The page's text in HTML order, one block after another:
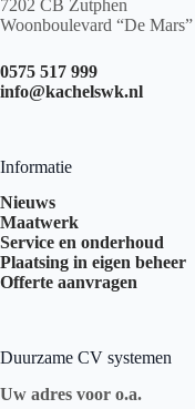
7202 CB Zutphen
Woonboulevard “De Mars”
0575 517 999
info@kachelswk.nl
Informatie
Nieuws
Maatwerk
Service en onderhoud
Plaatsing in eigen beheer
Offerte aanvragen
Duurzame CV systemen
Uw adres voor o.a.